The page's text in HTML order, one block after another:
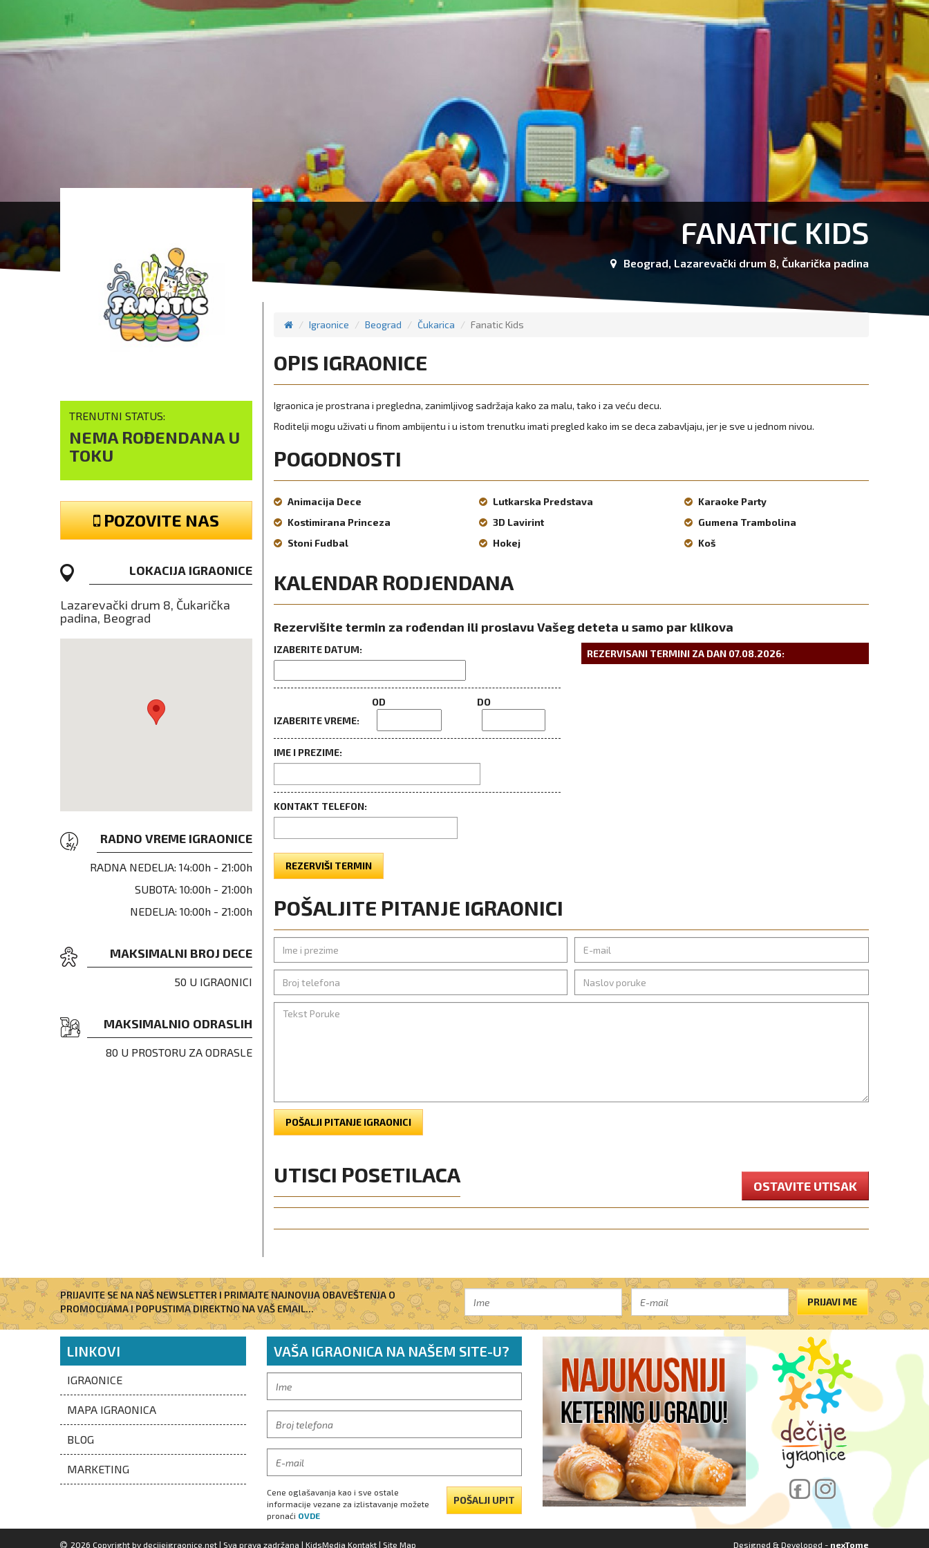
FANATIC KIDS
Beograd, Lazarevački drum 8, Čukarička padina
TRENUTNI STATUS:
NEMA ROĐENDANA U
TOKU
POZOVITE NAS
LOKACIJA IGRAONICE
Lazarevački drum 8, Čukarička
padina, Beograd
RADNO VREME IGRAONICE
RADNA NEDELJA: 14:00h - 21:00h
SUBOTA: 10:00h - 21:00h
NEDELJA: 10:00h - 21:00h
MAKSIMALNI BROJ DECE
50 U IGRAONICI
MAKSIMALNIO ODRASLIH
80 U PROSTORU ZA ODRASLE
Igraonice Beograd Čukarica Fanatic Kids
OPIS IGRAONICE
Igraonica je prostrana i pregledna, zanimljivog sadržaja kako za malu, tako i za veću decu.
Roditelji mogu uživati u finom ambijentu i u istom trenutku imati pregled kako im se deca zabavljaju, jer je sve u jednom nivou.
POGODNOSTI
Animacija Dece Lutkarska Predstava
Karaoke Party
Kostimirana Princeza
3D Lavirint
Gumena Trambolina
Stoni Fudbal
Hokej Koš
KALENDAR RODJENDANA
Rezervišite termin za rođendan ili proslavu Vašeg deteta u samo par klikova
IZABERITE DATUM:
IZABERITE VREME:
OD DO
IME I PREZIME:
KONTAKT TELEFON:
REZERVIŠI TERMIN
REZERVISANI TERMINI ZA DAN 07.08.2026:
POŠALJITE PITANJE IGRAONICI
POŠALJI PITANJE IGRAONICI
UTISCI POSETILACA OSTAVITE UTISAK
PRIJAVITE SE NA NAŠ NEWSLETTER I PRIMAJTE NAJNOVIJA OBAVEŠTENJA O
PROMOCIJAMA I POPUSTIMA DIREKTNO NA VAŠ EMAIL...
PRIJAVI ME
LINKOVI
IGRAONICE
MAPA IGRAONICA
BLOG
MARKETING
VAŠA IGRAONICA NA NAŠEM SITE-U?
Cene oglašavanja kao i sve ostale
informacije vezane za izlistavanje možete
pronaći OVDE
POŠALJI UPIT
2026 Copyright by decijeigraonice.net | Sva prava zadržana | KidsMedia Kontakt | Site Map Designed & Developed - nexTome